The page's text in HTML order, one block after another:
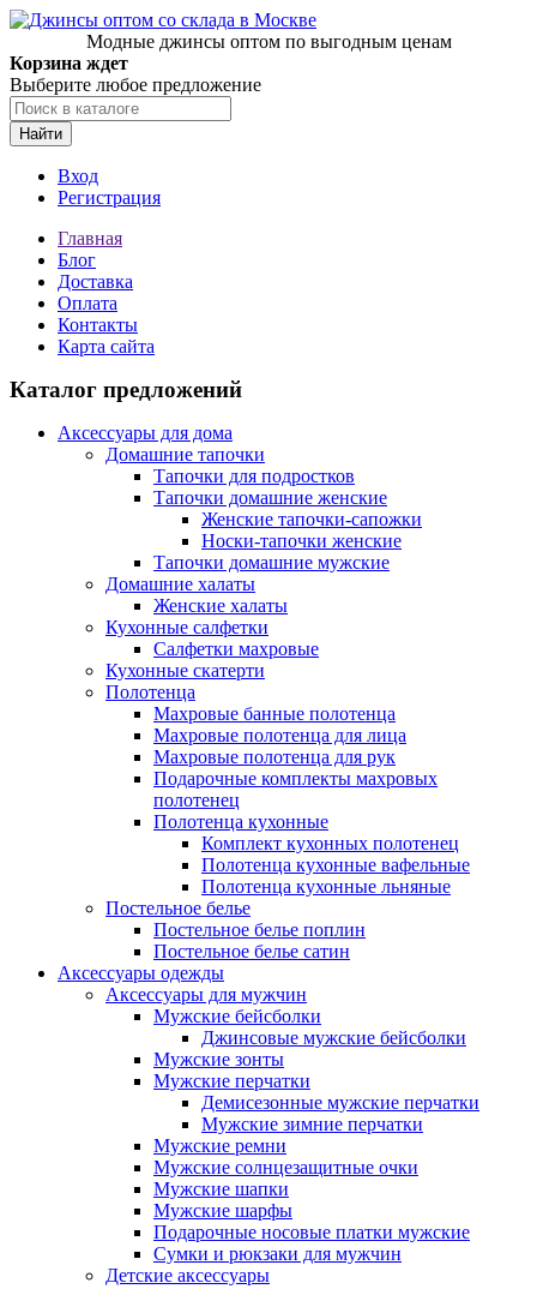
Модные джинсы оптом по выгодным ценам
Корзина ждет
Выберите любое предложение
Найти
Вход
Регистрация
Главная
Блог
Доставка
Оплата
Контакты
Карта сайта
Каталог предложений
Аксессуары для дома
Домашние тапочки
Тапочки для подростков
Тапочки домашние женские
Женские тапочки-сапожки
Носки-тапочки женские
Тапочки домашние мужские
Домашние халаты
Женские халаты
Кухонные салфетки
Салфетки махровые
Кухонные скатерти
Полотенца
Махровые банные полотенца
Махровые полотенца для лица
Махровые полотенца для рук
Подарочные комплекты махровых
полотенец
Полотенца кухонные
Комплект кухонных полотенец
Полотенца кухонные вафельные
Полотенца кухонные льняные
Постельное белье
Постельное белье поплин
Постельное белье сатин
Аксессуары одежды
Аксессуары для мужчин
Мужские бейсболки
Джинсовые мужские бейсболки
Мужские зонты
Мужские перчатки
Демисезонные мужские перчатки
Мужские зимние перчатки
Мужские ремни
Мужские солнцезащитные очки
Мужские шапки
Мужские шарфы
Подарочные носовые платки мужские
Сумки и рюкзаки для мужчин
Детские аксессуары